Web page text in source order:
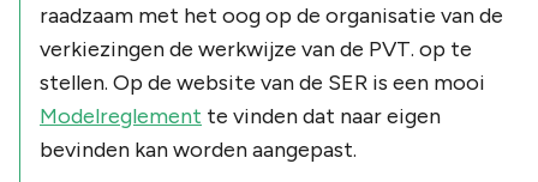
raadzaam met het oog op de organisatie van de
verkiezingen de werkwijze van de PVT. op te
stellen. Op de website van de SER is een mooi
Modelreglement te vinden dat naar eigen
bevinden kan worden aangepast.